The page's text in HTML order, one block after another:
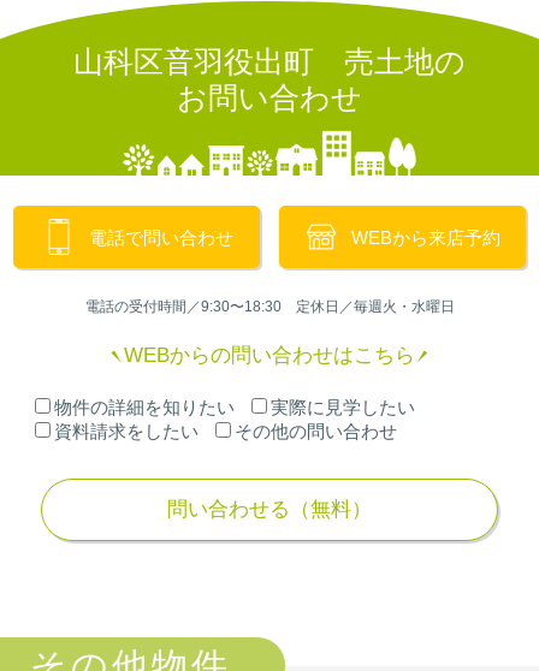
山科区音羽役出町 売土地の
お問い合わせ
電話で問い合わせ WEBから来店予約
電話の受付時間／9:30〜18:30 定休日／毎週火・水曜日
WEBからの問い合わせはこちら
物件の詳細を知りたい
実際に見学したい
資料請求をしたい
その他の問い合わせ